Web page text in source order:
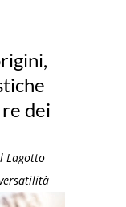
dei
Lagotto